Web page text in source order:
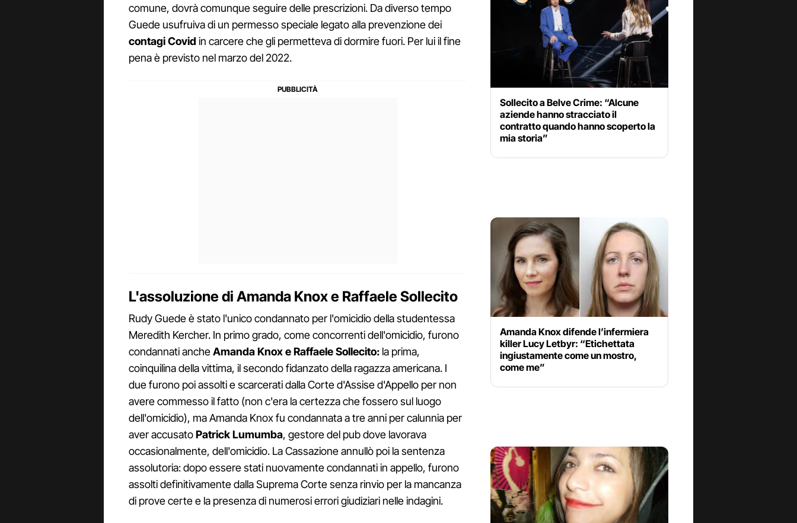
comune, dovrà comunque seguire delle prescrizioni. Da diverso tempo
Guede usufruiva di un permesso speciale legato alla prevenzione dei
contagi Covid in carcere che gli permetteva di dormire fuori. Per lui il fine
pena è previsto nel marzo del 2022.
L'assoluzione di Amanda Knox e Raffaele Sollecito
Rudy Guede è stato l'unico condannato per l'omicidio della studentessa
Meredith Kercher. In primo grado, come concorrenti dell'omicidio, furono
condannati ancheAmanda Knox e Raffaele Sollecito: la prima,
coinquilina della vittima, il secondo fidanzato della ragazza americana. I
due furono poi assolti e scarcerati dalla Corte d'Assise d'Appello per non
avere commesso il fatto (non c'era la certezza che fossero sul luogo
dell'omicidio), ma Amanda Knox fu condannata a tre anni per calunnia per
aver accusatoPatrick Lumumba, gestore del pub dove lavorava
occasionalmente, dell'omicidio. La Cassazione annullò poi la sentenza
assolutoria: dopo essere stati nuovamente condannati in appello, furono
assolti definitivamente dalla Suprema Corte senza rinvio per la mancanza
di prove certe e la presenza di numerosi errori giudiziari nelle indagini.
Sollecito a Belve Crime: “Alcune
aziende hanno stracciato il
contratto quando hanno scoperto la
mia storia”
Amanda Knox difende l’infermiera
killer Lucy Letbyr: “Etichettata
ingiustamente come un mostro,
come me”